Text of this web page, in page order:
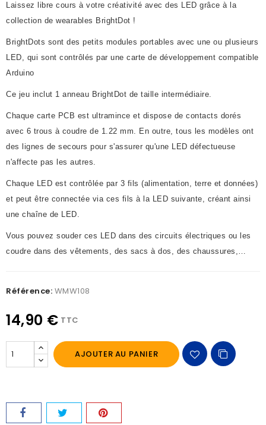
Laissez libre cours à votre créativité avec des LED grâce à la
collection de wearables BrightDot !
BrightDots sont des petits modules portables avec une ou plusieurs
LED, qui sont contrôlés par une carte de développement compatible
Arduino
Ce jeu inclut 1 anneau BrightDot de taille intermédiaire.
Chaque carte PCB est ultramince et dispose de contacts dorés
avec 6 trous à coudre de 1.22 mm. En outre, tous les modèles ont
des lignes de secours pour s'assurer qu'une LED défectueuse
n'affecte pas les autres.
Chaque LED est contrôlée par 3 fils (alimentation, terre et données)
et peut être connectée via ces fils à la LED suivante, créant ainsi
une chaîne de LED.
Vous pouvez souder ces LED dans des circuits électriques ou les
coudre dans des vêtements, des sacs à dos, des chaussures,…
Référence: WMW108
14,90 € TTC
AJOUTER AU PANIER